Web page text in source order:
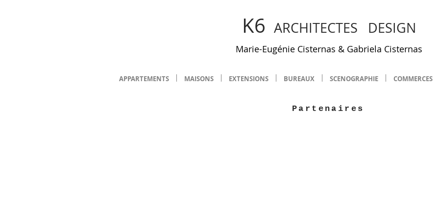
K6 ARCHITECTES DESIGN
Marie-Eugénie Cisternas & Gabriela Cisternas
APPARTEMENTS MAISONS EXTENSIONS BUREAUX SCENOGRAPHIE COMMERCES
Partenaires